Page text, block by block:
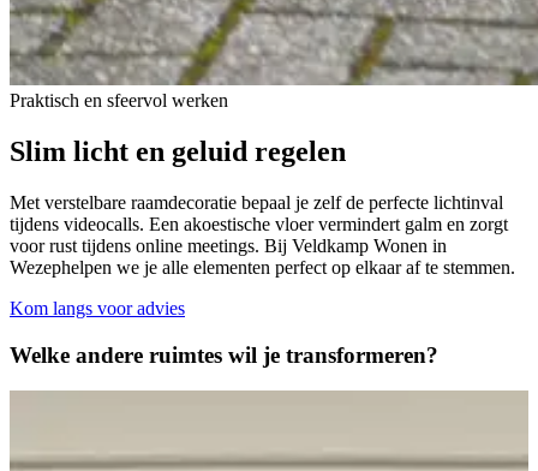
Praktisch en sfeervol werken
Slim licht en geluid regelen
Met verstelbare raamdecoratie bepaal je zelf de perfecte lichtinval
tijdens videocalls. Een akoestische vloer vermindert galm en zorgt
voor rust tijdens online meetings. Bij Veldkamp Wonen in
Wezephelpen we je alle elementen perfect op elkaar af te stemmen.
Kom langs voor advies
Welke andere ruimtes wil je transformeren?